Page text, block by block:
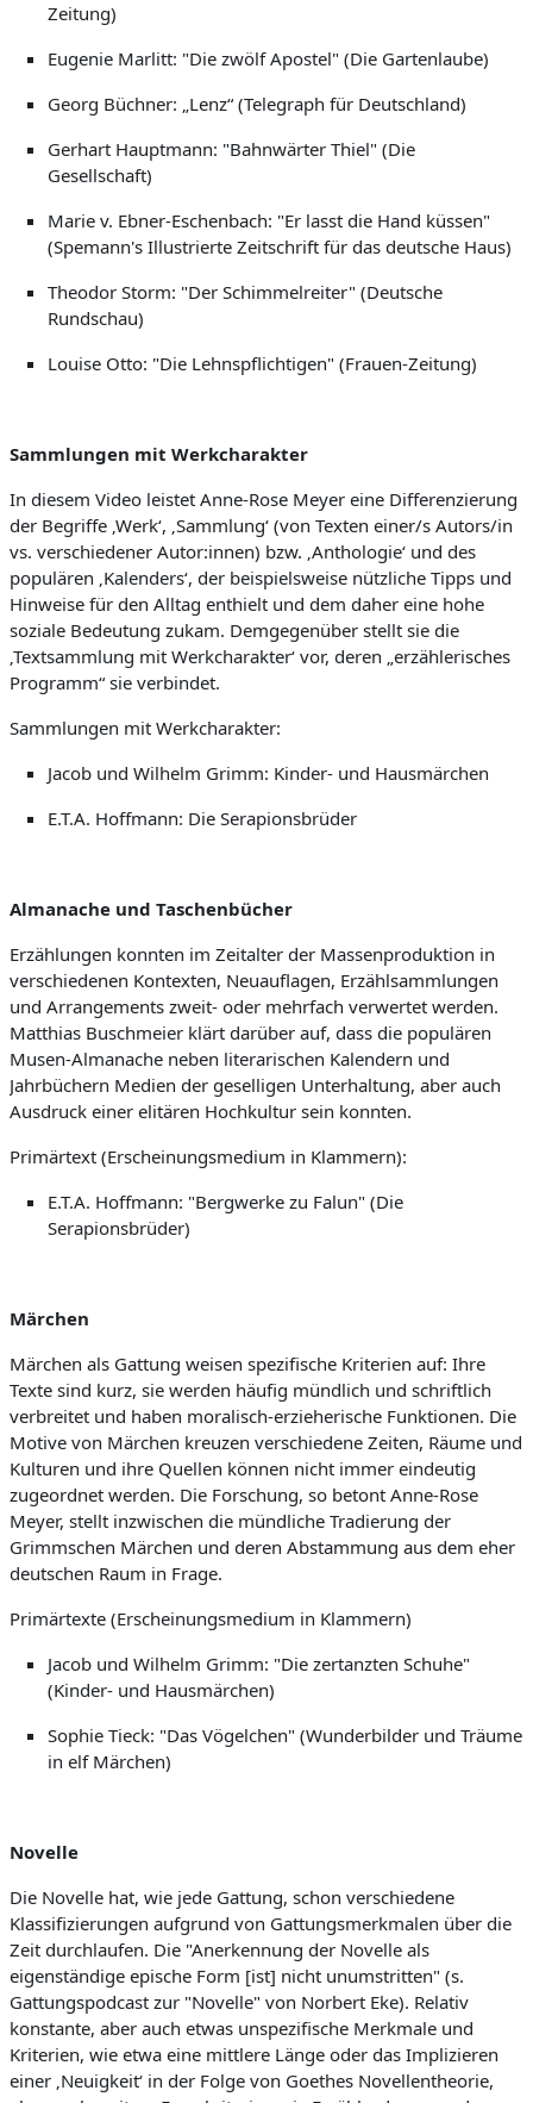
Zeitung)
Eugenie Marlitt: "Die zwölf Apostel" (Die Gartenlaube)
Georg Büchner: „Lenz“ (Telegraph für Deutschland)
Gerhart Hauptmann: "Bahnwärter Thiel" (Die
Gesellschaft)
Marie v. Ebner-Eschenbach: "Er lasst die Hand küssen"
(Spemann's Illustrierte Zeitschrift für das deutsche Haus)
Theodor Storm: "Der Schimmelreiter" (Deutsche
Rundschau)
Louise Otto: "Die Lehnspflichtigen" (Frauen-Zeitung)
Sammlungen mit Werkcharakter
In diesem Video leistet Anne-Rose Meyer eine Differenzierung
der Begriffe ‚Werk‘, ‚Sammlung‘ (von Texten einer/s Autors/in
vs. verschiedener Autor:innen) bzw. ‚Anthologie‘ und des
populären ‚Kalenders‘, der beispielsweise nützliche Tipps und
Hinweise für den Alltag enthielt und dem daher eine hohe
soziale Bedeutung zukam. Demgegenüber stellt sie die
‚Textsammlung mit Werkcharakter‘ vor, deren „erzählerisches
Programm“ sie verbindet.
Sammlungen mit Werkcharakter:
Jacob und Wilhelm Grimm: Kinder- und Hausmärchen
E.T.A. Hoffmann: Die Serapionsbrüder
Almanache und Taschenbücher
Erzählungen konnten im Zeitalter der Massenproduktion in
verschiedenen Kontexten, Neuauflagen, Erzählsammlungen
und Arrangements zweit- oder mehrfach verwertet werden.
Matthias Buschmeier klärt darüber auf, dass die populären
Musen-Almanache neben literarischen Kalendern und
Jahrbüchern Medien der geselligen Unterhaltung, aber auch
Ausdruck einer elitären Hochkultur sein konnten.
Primärtext (Erscheinungsmedium in Klammern):
E.T.A. Hoffmann: "Bergwerke zu Falun" (Die
Serapionsbrüder)
Märchen
Märchen als Gattung weisen spezifische Kriterien auf: Ihre
Texte sind kurz, sie werden häufig mündlich und schriftlich
verbreitet und haben moralisch-erzieherische Funktionen. Die
Motive von Märchen kreuzen verschiedene Zeiten, Räume und
Kulturen und ihre Quellen können nicht immer eindeutig
zugeordnet werden. Die Forschung, so betont Anne-Rose
Meyer, stellt inzwischen die mündliche Tradierung der
Grimmschen Märchen und deren Abstammung aus dem eher
deutschen Raum in Frage.
Primärtexte (Erscheinungsmedium in Klammern)
Jacob und Wilhelm Grimm: "Die zertanzten Schuhe"
(Kinder- und Hausmärchen)
Sophie Tieck: "Das Vögelchen" (Wunderbilder und Träume
in elf Märchen)
Novelle
Die Novelle hat, wie jede Gattung, schon verschiedene
Klassifizierungen aufgrund von Gattungsmerkmalen über die
Zeit durchlaufen. Die "Anerkennung der Novelle als
eigenständige epische Form [ist] nicht unumstritten" (s.
Gattungspodcast zur "Novelle" von Norbert Eke). Relativ
konstante, aber auch etwas unspezifische Merkmale und
Kriterien, wie etwa eine mittlere Länge oder das Implizieren
einer ‚Neuigkeit‘ in der Folge von Goethes Novellentheorie,